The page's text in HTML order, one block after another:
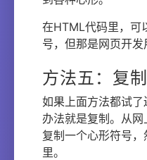
在HTML代码里，可
号，但那是网页开发
方法五：复
如果上面方法都试
办法就是复制。从网
复制一个心形符号
里。